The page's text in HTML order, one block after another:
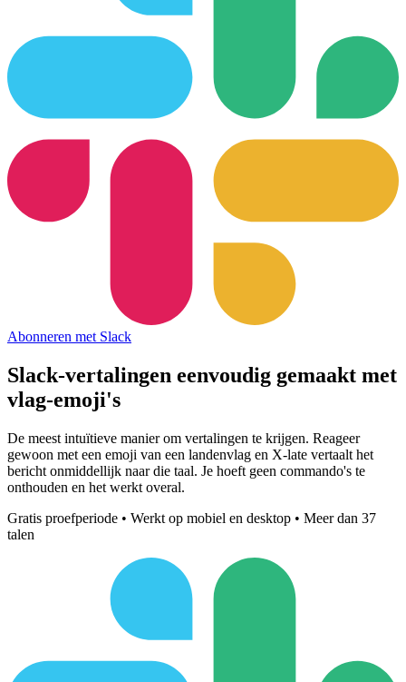
Abonneren met Slack
Slack-vertalingen eenvoudig gemaakt met
vlag-emoji's
De meest intuïtieve manier om vertalingen te krijgen. Reageer
gewoon met een emoji van een landenvlag en X-late vertaalt het
bericht onmiddellijk naar die taal. Je hoeft geen commando's te
onthouden en het werkt overal.
Gratis proefperiode • Werkt op mobiel en desktop • Meer dan 37
talen